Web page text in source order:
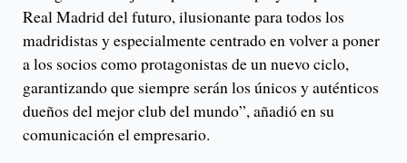
Real Madrid del futuro, ilusionante para todos los
madridistas y especialmente centrado en volver a poner
a los socios como protagonistas de un nuevo ciclo,
garantizando que siempre serán los únicos y auténticos
dueños del mejor club del mundo”, añadió en su
comunicación el empresario.